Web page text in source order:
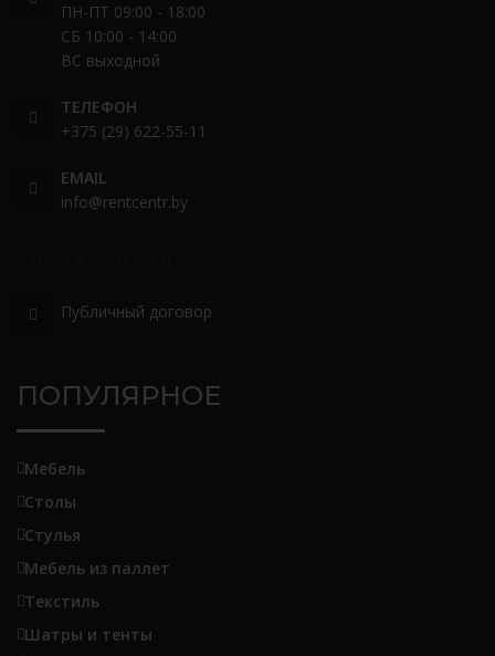
ПН-ПТ 09:00 - 18:00
СБ 10:00 - 14:00
ВС выходной
ТЕЛЕФОН
+375 (29) 622-55-11
EMAIL
info@rentcentr.by
Публичный договор
ПОПУЛЯРНОЕ
Мебель
Столы
Стулья
Мебель из паллет
Текстиль
Шатры и тенты